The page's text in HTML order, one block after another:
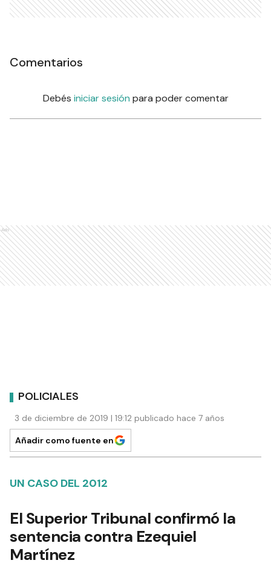
Comentarios
Debés iniciar sesión para poder comentar
Ads
POLICIALES
3 de diciembre de 2019 | 19:12 publicado hace 7 años
Añadir como fuente en
UN CASO DEL 2012
El Superior Tribunal confirmó la
sentencia contra Ezequiel
Martínez